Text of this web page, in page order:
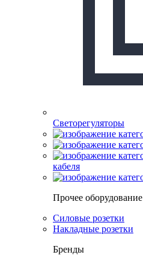
Светорегуляторы
кабеля
Прочее оборудование
Силовые розетки
Накладные розетки
Бренды